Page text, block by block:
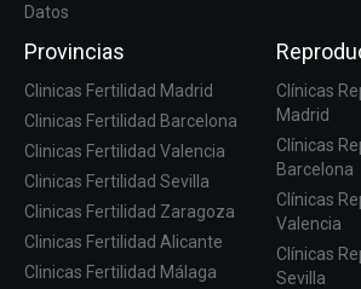
Datos
Provincias
Clinicas Fertilidad Madrid
Clinicas Fertilidad Barcelona
Clinicas Fertilidad Valencia
Clinicas Fertilidad Sevilla
Clinicas Fertilidad Zaragoza
Clinicas Fertilidad Alicante
Clinicas Fertilidad Málaga
Clínicas
Madrid
Clínicas
Barcelona
Clínicas
Valencia
Clínicas
Sevilla